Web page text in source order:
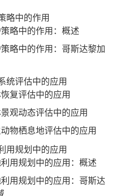
略中的作用
略中的作用：概述
略中的作用：哥斯达黎加
统评估中的应用
复评估中的应用
观动态评估中的应用
物栖息地评估中的应用
用规划中的应用
用规划中的应用：概述
用规划中的应用：哥斯达